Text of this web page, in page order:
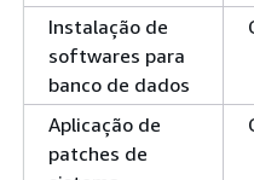
Instalação de
softwares para
banco de dados
Aplicação de
patches de